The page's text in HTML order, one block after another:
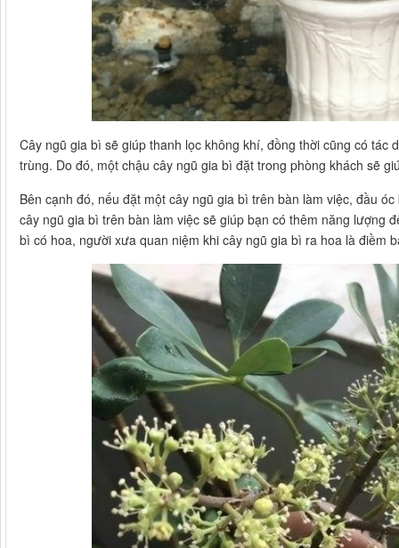
Cây ngũ gia bì sẽ giúp thanh lọc không khí, đồng thời cũng có tác
trùng. Do đó, một chậu cây ngũ gia bì đặt trong phòng khách sẽ
Bên cạnh đó, nếu đặt một cây ngũ gia bì trên bàn làm việc, đầu
cây ngũ gia bì trên bàn làm việc sẽ giúp bạn có thêm năng lượng
bì có hoa, người xưa quan niệm khi cây ngũ gia bì ra hoa là điềm